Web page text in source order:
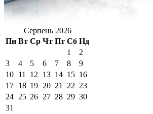
Серпень 2026
Пн Вт Ср Чт Пт Сб Нд
1
2
3
4 5 6 7 8
9
10 11 12 13 14 15 16
17 18 19 20 21 22 23
24 25 26 27 28 29 30
31